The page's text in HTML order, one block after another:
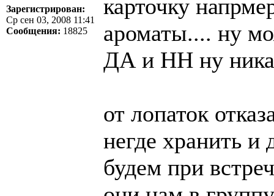
Зарегистрирован:
Ср сен 03, 2008 11:41
Сообщения: 18825
карточку
ароматы.... ну
ДА и НН ну
от лопаток
негде хранить и
будем при